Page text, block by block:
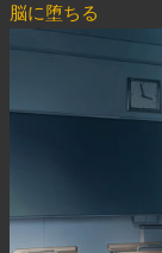
脳に堕ちる